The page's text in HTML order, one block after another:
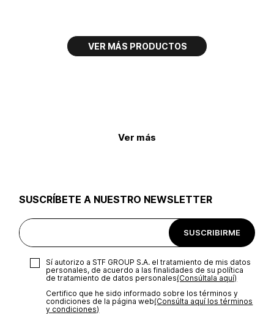
Ver más
SUSCRÍBETE A NUESTRO NEWSLETTER
SUSCRIBIRME
Sí autorizo a STF GROUP S.A. el tratamiento de mis datos
personales, de acuerdo a las finalidades de su política
de tratamiento de datos personales‎(Consúltala aquí)
Certifico que he sido informado sobre los términos y
condiciones de la página web‎(Consúlta aquí los términos
y condiciones)